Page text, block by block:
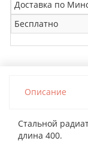
Доставка по
Бесплатно
Описание
Стальной
длина 400.